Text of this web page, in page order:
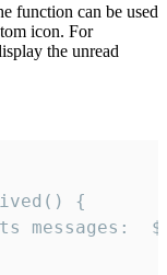
function can be used
icon. For
the unread
{